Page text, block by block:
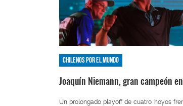
Chilenos por el mundo
Joaquín Niemann, gran campeón
Un prolongado playoff de cuatro hoyos